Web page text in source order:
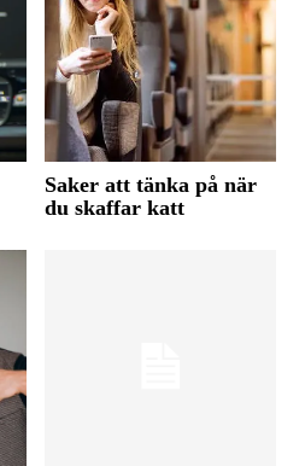
Saker att tänka på när
du skaffar katt